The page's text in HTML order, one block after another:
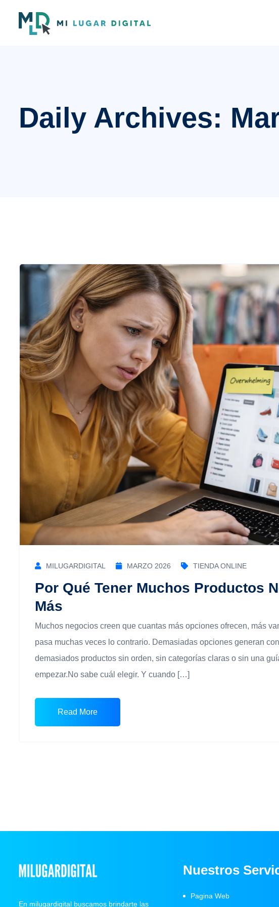
Daily Archives:
MILUGARDIGITAL MARZO 2026 TIENDA ONLINE
Por Qué Tener Muchos Productos
Más
Muchos negocios creen que cuantas más opciones ofrecen, más
pasa muchas veces lo contrario. Demasiadas opciones generan
demasiados productos sin orden, sin categorías claras o sin una
empezar.No sabe cuál elegir. Y cuando […]
Read More
En milugardigital buscamos brindarte las
Nuestros
Pagina Web